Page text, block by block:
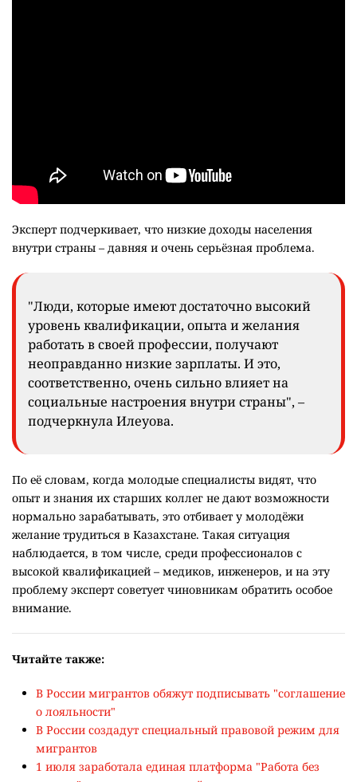
Эксперт подчеркивает, что низкие доходы населения
внутри страны – давняя и очень серьёзная проблема.
"Люди, которые имеют достаточно высокий
уровень квалификации, опыта и желания
работать в своей профессии, получают
неоправданно низкие зарплаты. И это,
соответственно, очень сильно влияет на
социальные настроения внутри страны", –
подчеркнула Илеуова.
По её словам, когда молодые специалисты видят, что
опыт и знания их старших коллег не дают возможности
нормально зарабатывать, это отбивает у молодёжи
желание трудиться в Казахстане. Такая ситуация
наблюдается, в том числе, среди профессионалов с
высокой квалификацией – медиков, инженеров, и на эту
проблему эксперт советует чиновникам обратить особое
внимание.
Читайте также:
В России мигрантов обяжут подписывать "соглашение
о лояльности"
В России создадут специальный правовой режим для
мигрантов
1 июля заработала единая платформа "Работа без